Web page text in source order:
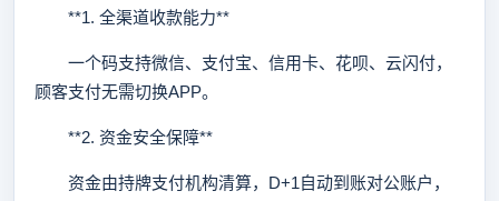
**1. 全渠道收款能力**
一个码支持微信、支付宝、信用卡、花呗、云闪付，
顾客支付无需切换APP。
**2. 资金安全保障**
资金由持牌支付机构清算，D+1自动到账对公账户，